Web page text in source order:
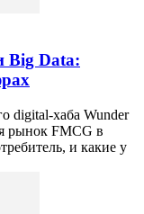
Big Data:
digital-хаба Wunder
рынок FMCG в
и какие у